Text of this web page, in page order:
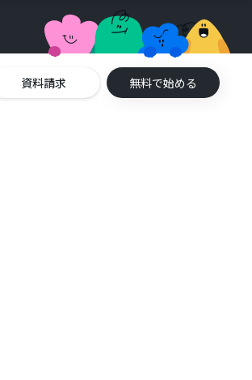
資料請求 無料で始める